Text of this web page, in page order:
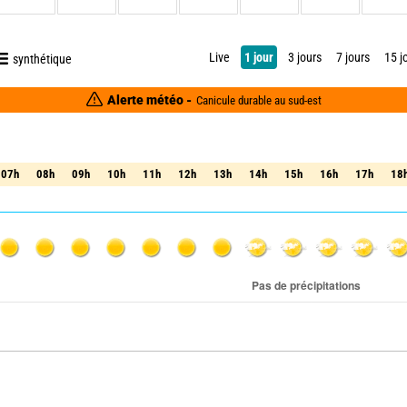
synthétique Live 1 jour 3 jours 7 jours 15
Alerte météo - Canicule durable au sud-est
07h 08h 09h 10h 11h 12h 13h 14h 15h 16h 17h
07h 08h 09h 10h 11h 12h 13h 14h 15h 16h 17h 18h